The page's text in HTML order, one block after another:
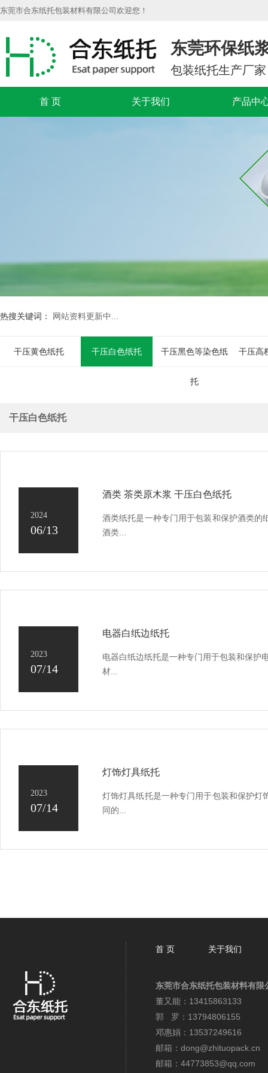
东莞市合东纸托包装材料有限公司欢迎您！
东莞环保纸
包装纸托生产厂家
首 页 关于我们 产品中
热搜关键词： 网站资料更新中...
干压黄色纸托 干压白色纸托 干压黑色等染色纸
托
干压高
干压白色纸托
2024
06/13
酒类 茶类原木浆 干压白色纸托
酒类纸托是一种专门用于包装和保护酒类
酒类...
2023
07/14
电器白纸边纸托
电器白纸边纸托是一种专门用于包装和保护
材...
2023
07/14
灯饰灯具纸托
灯饰灯具纸托是一种专门用于包装和保护
同的...
首 页 关于我们
东莞市合东纸托包装材料有限
董又能：13415863133
郭 罗：13794806155
邓惠娟：13537249616
邮箱：dong@zhituopack.cn
邮箱：44773853@qq.com